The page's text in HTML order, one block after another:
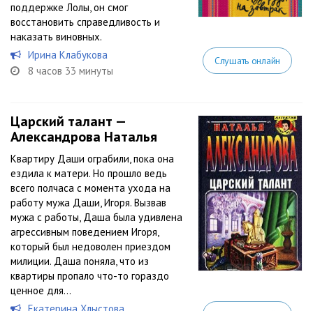
поддержке Лолы, он смог
восстановить справедливость и
наказать виновных.
Ирина Клабукова
8 часов 33 минуты
Слушать онлайн
Царский талант —
Александрова Наталья
Квартиру Даши ограбили, пока она
ездила к матери. Но прошло ведь
всего полчаса с момента ухода на
работу мужа Даши, Игоря. Вызвав
мужа с работы, Даша была удивлена
агрессивным поведением Игоря,
который был недоволен приездом
милиции. Даша поняла, что из
квартиры пропало что-то гораздо
ценное для...